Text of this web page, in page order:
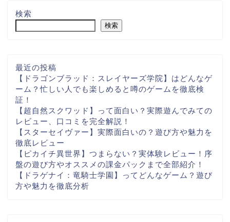
検索
検索
最近の投稿
【ドラゴンブラッド：スレイヤーズ学院】はどんなゲ
ーム？忙しい人でも楽しめると噂のゲームを徹底検
証！
【超自然スクワッド】って面白い？実際遊んでみての
レビュー、口コミを完全解説！
【スターセイヴァー】実際面白いの？遊び方や魅力を
徹底レビュー
【ピカイチ異世界】つまらない？実体験レビュー！序
盤の遊び方やオススメの課金パックまで全部紹介！
【ドラゲナイ：竜騎士学園】ってどんなゲーム？遊び
方や魅力を徹底分析